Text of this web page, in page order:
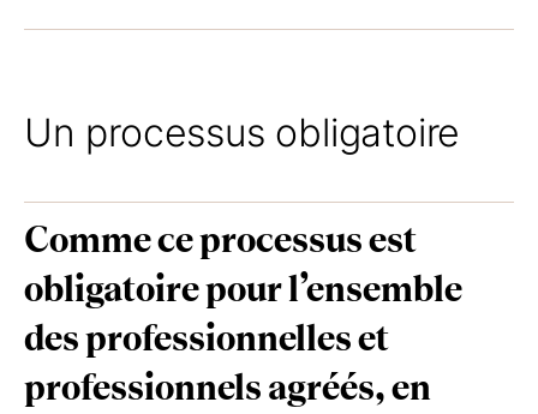
Un processus obligatoire
Comme ce processus est
obligatoire pour l’ensemble
des professionnelles et
professionnels agréés, en